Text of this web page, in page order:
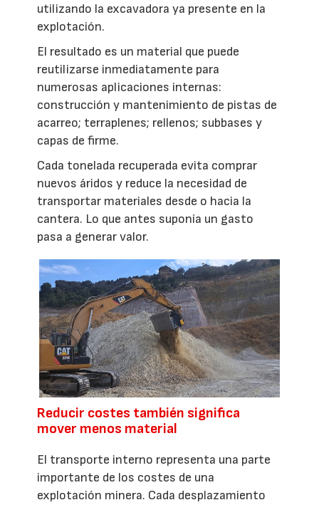
utilizando la excavadora ya presente en la
explotación.
El resultado es un material que puede
reutilizarse inmediatamente para
numerosas aplicaciones internas:
construcción y mantenimiento de pistas de
acarreo; terraplenes; rellenos; subbases y
capas de firme.
Cada tonelada recuperada evita comprar
nuevos áridos y reduce la necesidad de
transportar materiales desde o hacia la
cantera. Lo que antes suponía un gasto
pasa a generar valor.
Reducir costes también significa
mover menos material
El transporte interno representa una parte
importante de los costes de una
explotación minera. Cada desplazamiento